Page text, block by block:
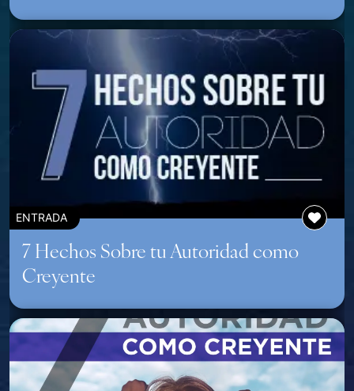
ENTRADA
7 Hechos Sobre tu Autoridad como
Creyente